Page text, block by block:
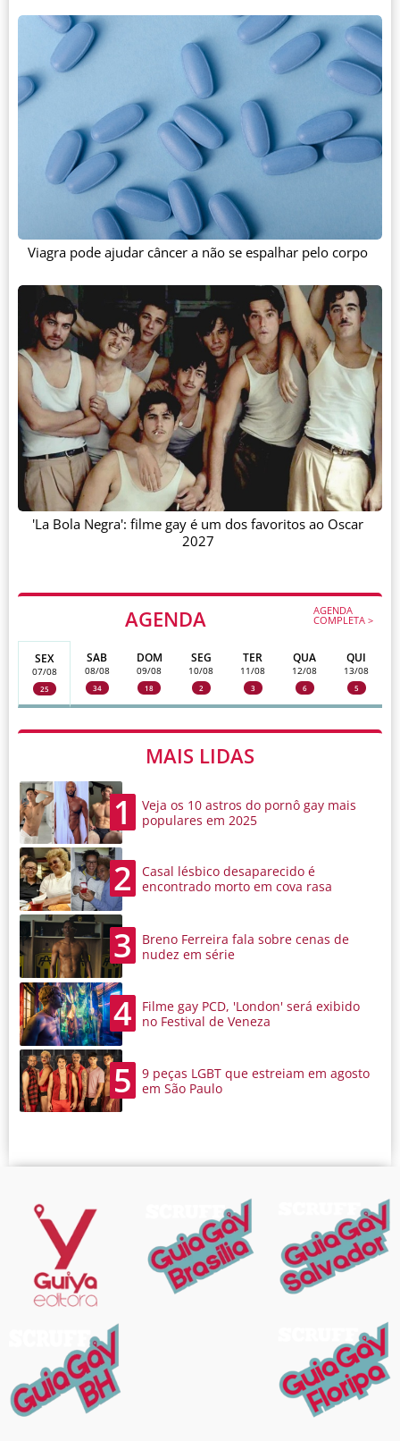
AGENDA AGENDA
COMPLETA >
SEX
07/08
25
SAB
08/08
34
DOM
09/08
18
SEG
10/08
2
TER
11/08
3
QUA
12/08
6
QUI
13/08
5
MAIS LIDAS
1
Veja os 10 astros do pornô gay mais
populares em 2025
2
Casal lésbico desaparecido é
encontrado morto em cova rasa
3
Breno Ferreira fala sobre cenas de
nudez em série
4
Filme gay PCD, 'London' será exibido
no Festival de Veneza
5
9 peças LGBT que estreiam em agosto
em São Paulo
Viagra pode ajudar câncer a não se espalhar pelo corpo
'La Bola Negra': filme gay é um dos favoritos ao Oscar
2027